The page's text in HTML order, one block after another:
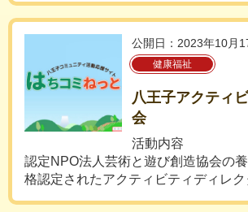
公開日：2023年10月
健康福祉
八王子アクティ
会
活動内容
認定NPO法人芸術と遊び創造協会の
格認定されたアクティビティディレク